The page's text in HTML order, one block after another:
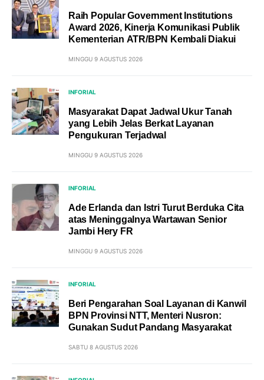
Raih Popular Government Institutions
Award 2026, Kinerja Komunikasi Publik
Kementerian ATR/BPN Kembali Diakui
MINGGU 9 AGUSTUS 2026
INFORIAL
Masyarakat Dapat Jadwal Ukur Tanah
yang Lebih Jelas Berkat Layanan
Pengukuran Terjadwal
MINGGU 9 AGUSTUS 2026
INFORIAL
Ade Erlanda dan Istri Turut Berduka Cita
atas Meninggalnya Wartawan Senior
Jambi Hery FR
MINGGU 9 AGUSTUS 2026
INFORIAL
Beri Pengarahan Soal Layanan di Kanwil
BPN Provinsi NTT, Menteri Nusron:
Gunakan Sudut Pandang Masyarakat
SABTU 8 AGUSTUS 2026